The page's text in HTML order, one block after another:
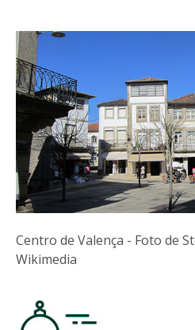
Centro de Valença - Foto de
Wikimedia